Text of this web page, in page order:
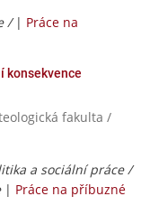
/ | Práce na
konsekvence
fakulta /
a sociální práce /
| Práce na příbuzné